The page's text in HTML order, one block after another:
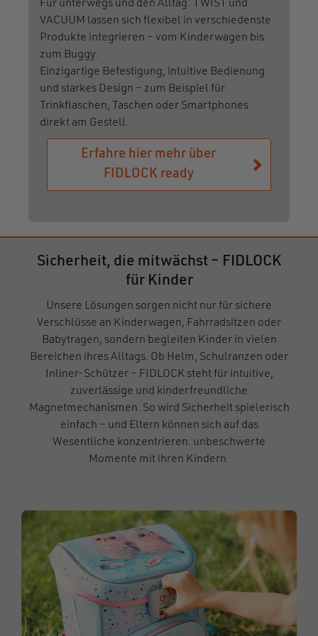
Für unterwegs und den Alltag: TWIST und
VACUUM lassen sich flexibel in verschiedenste
Produkte integrieren – vom Kinderwagen bis
zum Buggy.
Einzigartige Befestigung, intuitive Bedienung
und starkes Design – zum Beispiel für
Trinkflaschen, Taschen oder Smartphones
direkt am Gestell.
Erfahre hier mehr über
FIDLOCK ready
Sicherheit, die mitwächst – FIDLOCK
für Kinder
Unsere Lösungen sorgen nicht nur für sichere
Verschlüsse an Kinderwagen, Fahrradsitzen oder
Babytragen, sondern begleiten Kinder in vielen
Bereichen ihres Alltags. Ob Helm, Schulranzen oder
Inliner-Schützer – FIDLOCK steht für intuitive,
zuverlässige und kinderfreundliche
Magnetmechanismen. So wird Sicherheit spielerisch
einfach – und Eltern können sich auf das
Wesentliche konzentrieren: unbeschwerte
Momente mit ihren Kindern.